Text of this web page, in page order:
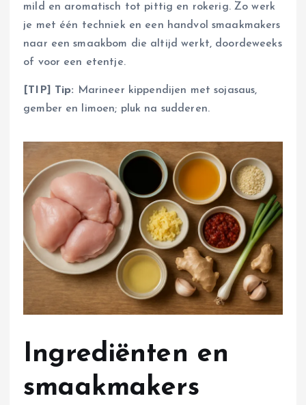
mild en aromatisch tot pittig en rokerig. Zo werk
je met één techniek en een handvol smaakmakers
naar een smaakbom die altijd werkt, doordeweeks
of voor een etentje.
[TIP] Tip: Marineer kippendijen met sojasaus,
gember en limoen; pluk na sudderen.
Ingrediënten en
smaakmakers